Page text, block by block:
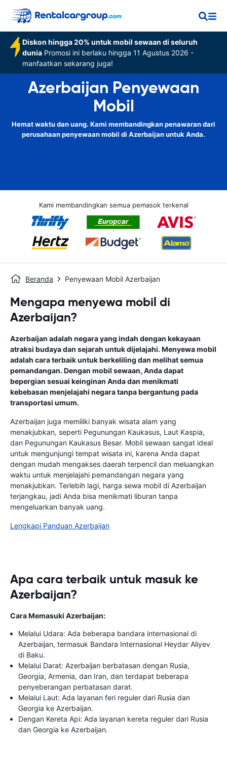
Diskon hingga 20% untuk mobil sewaan di seluruh
dunia Promosi ini berlaku hingga 11 Agustus 2026 -
manfaatkan sekarang juga!
Azerbaijan Penyewaan
Mobil
Hemat waktu dan uang. Kami membandingkan penawaran dari
perusahaan penyewaan mobil di Azerbaijan untuk Anda.
Kami membandingkan semua pemasok terkenal
Beranda Penyewaan Mobil Azerbaijan
Mengapa menyewa mobil di
Azerbaijan?
Azerbaijan adalah negara yang indah dengan kekayaan
atraksi budaya dan sejarah untuk dijelajahi. Menyewa mobil
adalah cara terbaik untuk berkeliling dan melihat semua
pemandangan. Dengan mobil sewaan, Anda dapat
bepergian sesuai keinginan Anda dan menikmati
kebebasan menjelajahi negara tanpa bergantung pada
transportasi umum.
Azerbaijan juga memiliki banyak wisata alam yang
menakjubkan, seperti Pegunungan Kaukasus, Laut Kaspia,
dan Pegunungan Kaukasus Besar. Mobil sewaan sangat ideal
untuk mengunjungi tempat wisata ini, karena Anda dapat
dengan mudah mengakses daerah terpencil dan meluangkan
waktu untuk menjelajahi pemandangan negara yang
menakjubkan. Terlebih lagi, harga sewa mobil di Azerbaijan
terjangkau, jadi Anda bisa menikmati liburan tanpa
mengeluarkan banyak uang.
Lengkapi Panduan Azerbaijan
Apa cara terbaik untuk masuk ke
Azerbaijan?
Cara Memasuki Azerbaijan:
Melalui Udara: Ada beberapa bandara internasional di
Azerbaijan, termasuk Bandara Internasional Heydar Aliyev
di Baku.
Melalui Darat: Azerbaijan berbatasan dengan Rusia,
Georgia, Armenia, dan Iran, dan terdapat beberapa
penyeberangan perbatasan darat.
Melalui Laut: Ada layanan feri reguler dari Rusia dan
Georgia ke Azerbaijan.
Dengan Kereta Api: Ada layanan kereta reguler dari Rusia
dan Georgia ke Azerbaijan.